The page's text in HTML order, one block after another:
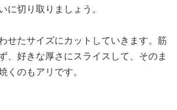
に切り取りましょう。
せたサイズにカットしていきます。筋
、好きな厚さにスライスして、そのま
くのもアリです。